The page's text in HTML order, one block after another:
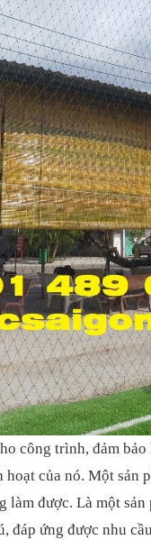
công trình, đảm
của nó. Một sản
làm được. Là một
đáp ứng được nhu